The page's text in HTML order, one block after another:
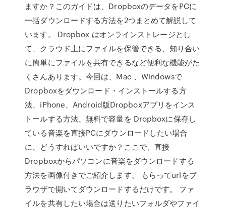
ますか？このガイドは、DropboxのデータをPCに
一括ダウンロードする方法を2つまとめて解説して
います。 Dropbox はオンラインストレージとし
て、クラウド上にファイルを保管できる、知り合い
に簡単にファイルを共有できるなど便利な機能がた
くさんあります。今回は、Mac 、Windowsで
Dropboxをダウンロード・インストールする方
法、iPhone、Android版Dropboxアプリをインス
トールする方法、無料で容量を Dropboxに保存し
ている音楽を直接PCにダウンロードしたい場合
に、どうすればいいですか？ここで、直接
Dropboxからパソコンに音楽をダウンロードする
方法を画像付きでご紹介します。 もらってurlをブ
ラウザで開いてダウンロードするだけです。 ファ
イルを共有したい場合は送りたいフォルダやファイ